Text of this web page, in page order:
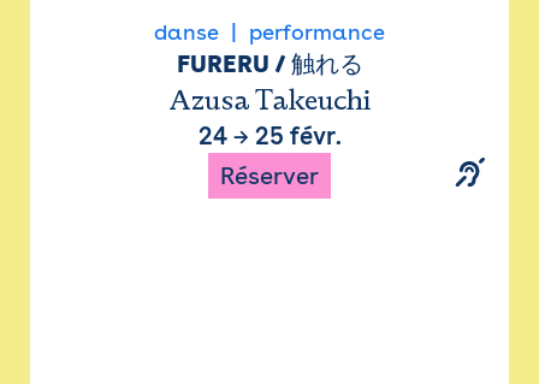
danse performance
FURERU / 触れる
Azusa Takeuchi
24→ 25 févr.
Réserver